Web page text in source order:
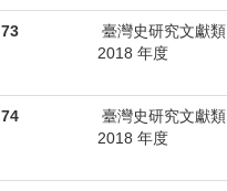
73
臺灣史研究文獻類
2018 年度
74
臺灣史研究文獻類
2018 年度